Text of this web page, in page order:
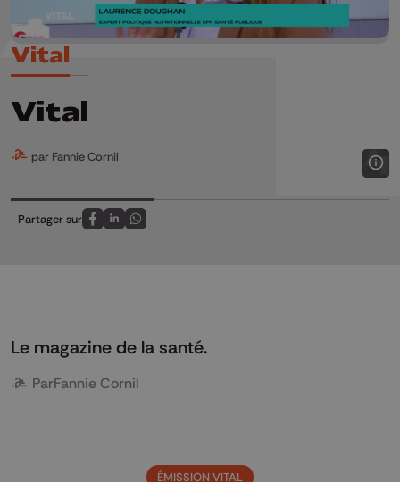
Vital
Vital
par Fannie Cornil
Partager sur
Partagez sur FaceBook
Partagez sur LinkedIn
Partagez sur Whatsapp
Le magazine de la santé.
ParFannie Cornil
ÉMISSION VITAL